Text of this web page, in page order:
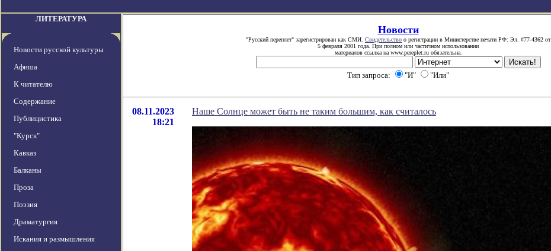
ЛИТЕРАТУРА
Новости русской культуры
Афиша
К читателю
Содержание
Публицистика
"Курск"
Кавказ
Балканы
Проза
Поэзия
Драматургия
Искания и размышления
Новости
"Русский переплет" зарегистрирован как СМИ. Свидетельство о регистрации в Министерстве печати РФ: Эл. #77-4362 от
5 февраля 2001 года. При полном или частичном использовании
материалов ссылка на www.pereplet.ru обязательна.
Тип запроса: "И" "Или"
08.11.2023
18:21
Наше Солнце может быть не таким большим, как считалось